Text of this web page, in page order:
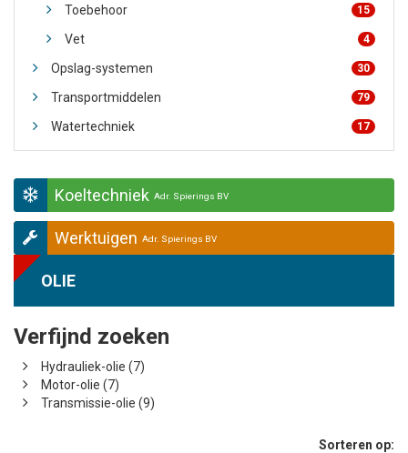
Toebehoor 15
Vet 4
Opslag-systemen 30
Transportmiddelen 79
Watertechniek 17
Koeltechniek Adr. Spierings BV
Werktuigen Adr. Spierings BV
OLIE
Verfijnd zoeken
Hydrauliek-olie (7)
Motor-olie (7)
Transmissie-olie (9)
Sorteren op: